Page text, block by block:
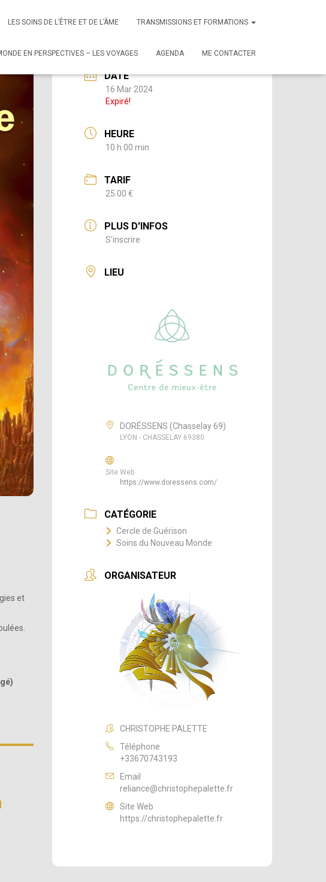
LES SOINS DE L’ÊTRE ET DE L’ÂME TRANSMISSIONS ET FORMATIONS
EN PERSPECTIVES – LES VOYAGES AGENDA ME CONTACTER
et
DATE
16 Mar 2024
Expiré!
HEURE
10 h 00 min
TARIF
25.00 €
PLUS D'INFOS
S'inscrire
LIEU
DORÉSSENS (Chasselay 69)
LYON - CHASSELAY 69380
Site Web
https://www.doressens.com/
CATÉGORIE
Cercle de Guérison
Soins du Nouveau Monde
ORGANISATEUR
CHRISTOPHE PALETTE
Téléphone
+33670743193
Email
reliance@christophepalette.fr
Site Web
https://christophepalette.fr